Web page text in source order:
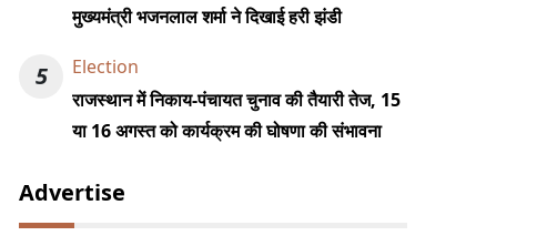
मुख्यमंत्री भजनलाल शर्मा ने दिखाई हरी झंडी
5
Election
राजस्थान में निकाय-पंचायत चुनाव की तैयारी तेज, 15
या 16 अगस्त को कार्यक्रम की घोषणा की संभावना
Advertise